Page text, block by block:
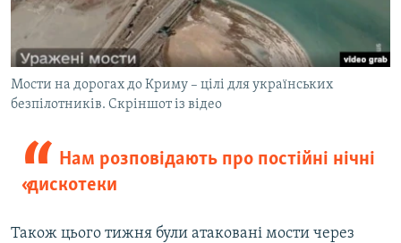
Мости на дорогах до Криму – цілі для українських
безпілотників. Скріншот із відео
Нам розповідають про постійні нічні
«дискотеки
Також цього тижня були атаковані мости через